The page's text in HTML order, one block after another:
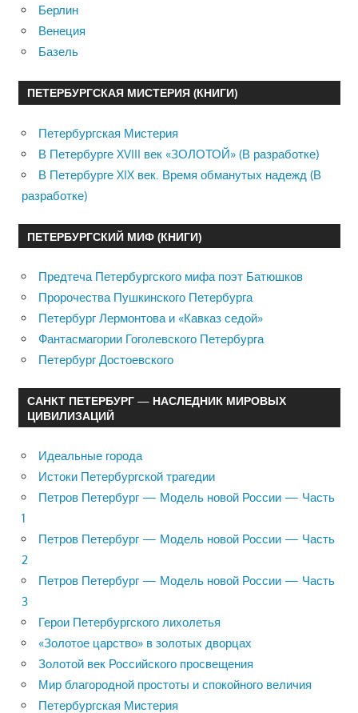
Берлин
Венеция
Базель
ПЕТЕРБУРГСКАЯ МИСТЕРИЯ (КНИГИ)
Петербургская Мистерия
В Петербурге XVIII век «ЗОЛОТОЙ» (В разработке)
В Петербурге XIX век. Время обманутых надежд (В
разработке)
ПЕТЕРБУРГСКИЙ МИФ (КНИГИ)
Предтеча Петербургского мифа поэт Батюшков
Пророчества Пушкинского Петербурга
Петербург Лермонтова и «Кавказ седой»
Фантасмагории Гоголевского Петербурга
Петербург Достоевского
САНКТ ПЕТЕРБУРГ — НАСЛЕДНИК МИРОВЫХ
ЦИВИЛИЗАЦИЙ
Идеальные города
Истоки Петербургской трагедии
Петров Петербург — Модель новой России — Часть
1
Петров Петербург — Модель новой России — Часть
2
Петров Петербург — Модель новой России — Часть
3
Герои Петербургского лихолетья
«Золотое царство» в золотых дворцах
Золотой век Российского просвещения
Мир благородной простоты и спокойного величия
Петербургская Мистерия